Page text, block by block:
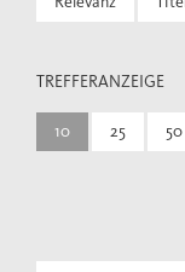
TREFFERANZEIGE
10 25 50